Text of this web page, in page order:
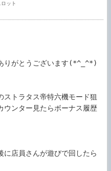
ット
りがとうございます(*^_^*)
ストラタス帝特六機モード狙
ウンター見たらボーナス履歴
に店員さんが遊びで回したら